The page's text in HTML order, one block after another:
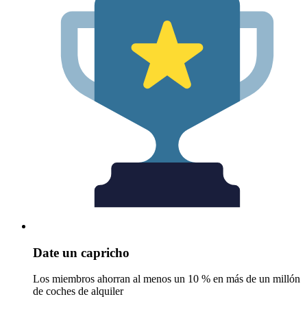
Date un capricho
Los miembros ahorran al menos un 10 % en más de un millón
de coches de alquiler